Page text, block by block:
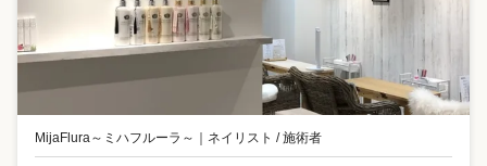
MijaFlura～ミハフルーラ～ ｜ ネイリスト / 施術者